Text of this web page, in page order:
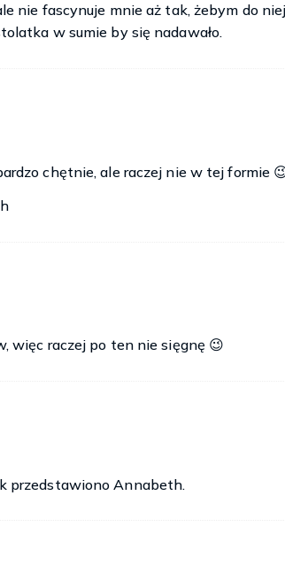
nie fascynuje mnie aż tak, żebym do
w sumie by się nadawało.
chętnie, ale raczej nie w tej formie
więc raczej po ten nie sięgnę 😉
przedstawiono Annabeth.